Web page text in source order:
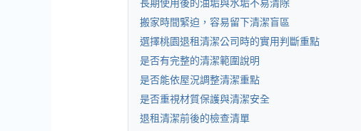
長期使用後的油垢與水垢不易清除
搬家時間緊迫，容易留下清潔盲區
選擇桃園退租清潔公司時的實用判斷重點
是否有完整的清潔範圍說明
是否能依屋況調整清潔重點
是否重視材質保護與清潔安全
退租清潔前後的檢查清單